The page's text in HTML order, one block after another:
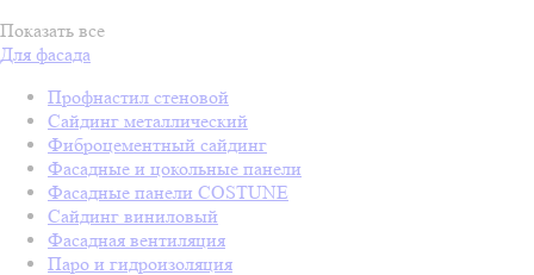
Показать все
Для фасада
Профнастил стеновой
Сайдинг металлический
Фиброцементный сайдинг
Фасадные и цокольные панели
Фасадные панели COSTUNE
Сайдинг виниловый
Фасадная вентиляция
Паро и гидроизоляция